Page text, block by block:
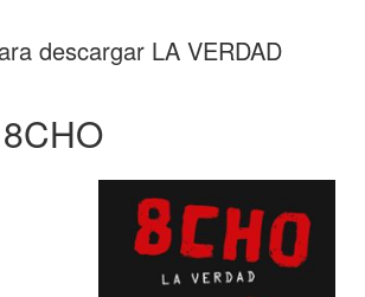
descargar LA VERDAD